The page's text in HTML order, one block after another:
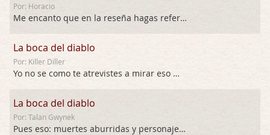
Por: Horacio
Me encanto que en la reseña hagas referen …
La boca del diablo
Por: Killer Diller
Yo no se como te atrevistes a mirar eso …
La boca del diablo
Por: Talan Gwynek
Pues eso: muertes aburridas y personajes p …